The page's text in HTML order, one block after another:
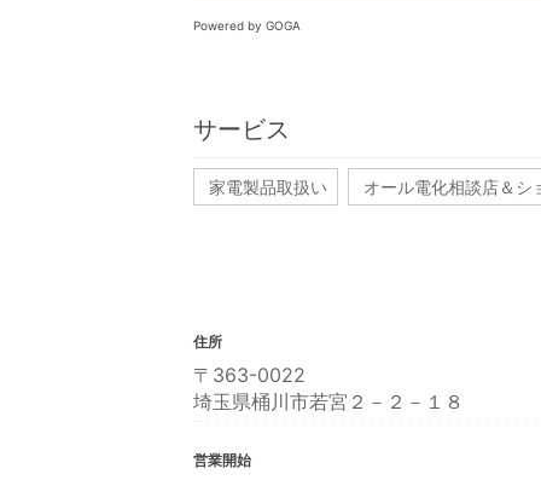
Powered by GOGA
サービス
家電製品取扱い オール電化相談店＆シ
住所
〒363-0022
埼玉県桶川市若宮２－２－１８
営業開始